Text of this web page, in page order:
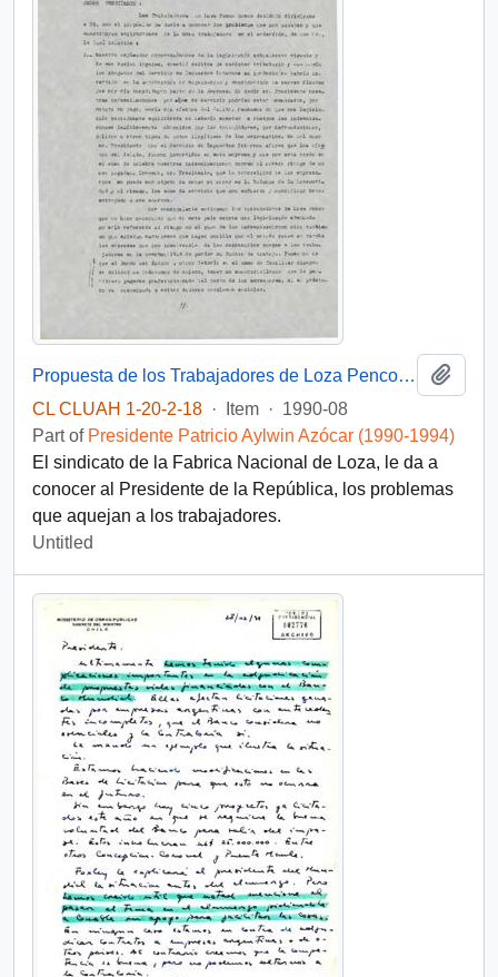
Propuesta de los Trabajadores de Loza Penco al sr. Presidente de la República
CL CLUAH 1-20-2-18 · Item · 1990-08
Part of Presidente Patricio Aylwin Azócar (1990-1994)
El sindicato de la Fabrica Nacional de Loza, le da a
conocer al Presidente de la República, los problemas
que aquejan a los trabajadores.
Untitled